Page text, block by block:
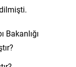
Bakanlığı